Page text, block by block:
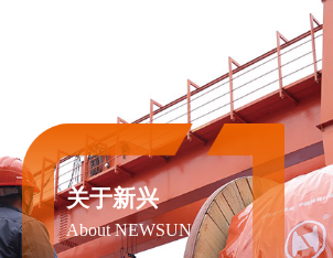
关于新兴
About NEWSUN